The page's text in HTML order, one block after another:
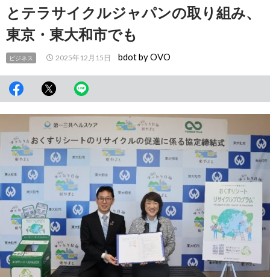
とテラサイクルジャパンの取り組み、
東京・東大和市でも
ビジネス 2025年12月15日 bdot by OVO